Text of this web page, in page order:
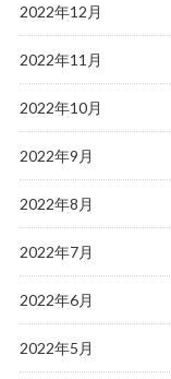
2022年12月
2022年11月
2022年10月
2022年9月
2022年8月
2022年7月
2022年6月
2022年5月